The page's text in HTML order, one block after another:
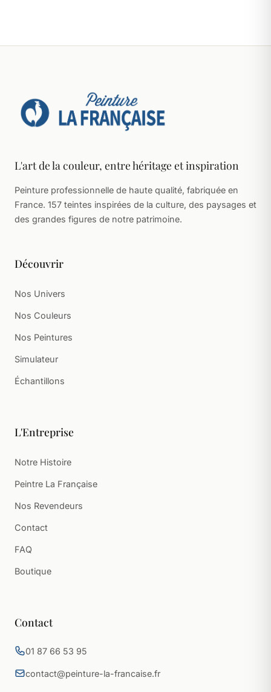
L'art de la couleur, entre héritage et inspiration
Peinture professionnelle de haute qualité, fabriquée en
France. 157 teintes inspirées de la culture, des paysages et
des grandes figures de notre patrimoine.
Découvrir
Nos Univers
Nos Couleurs
Nos Peintures
Simulateur
Échantillons
L'Entreprise
Notre Histoire
Peintre La Française
Nos Revendeurs
Contact
FAQ
Boutique
Contact
01 87 66 53 95
contact@peinture-la-francaise.fr